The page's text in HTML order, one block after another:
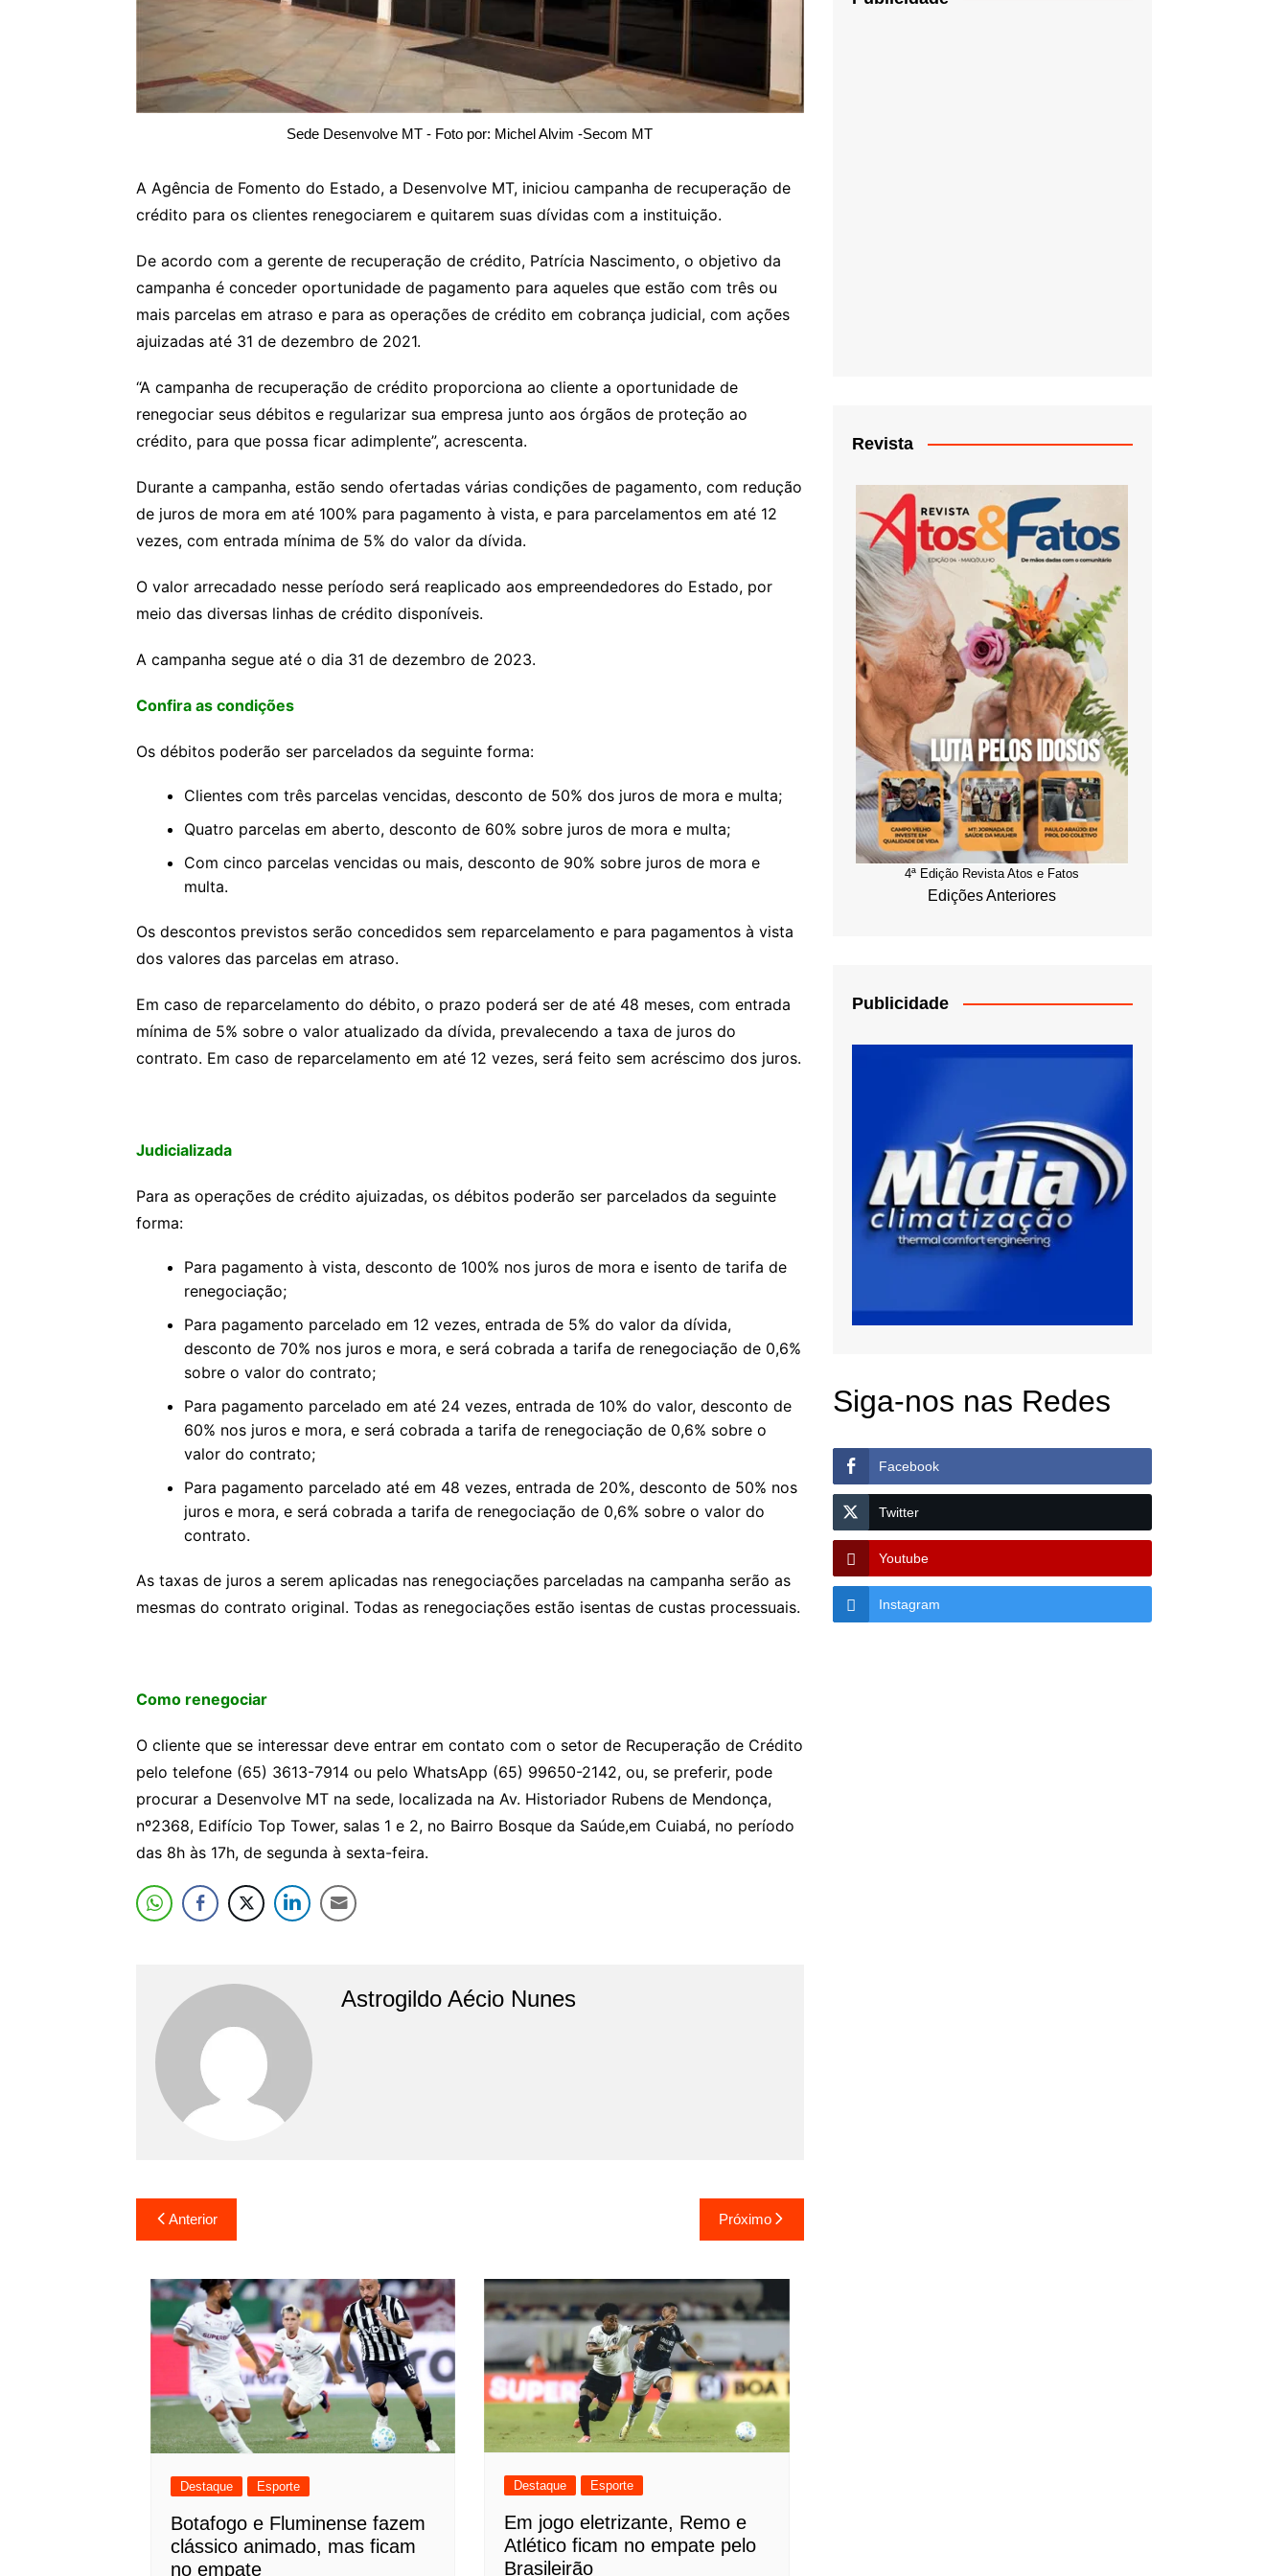
Sede Desenvolve MT - Foto por: Michel Alvim -Secom MT
A Agência de Fomento do Estado, a Desenvolve MT, iniciou campanha de recuperação de
crédito para os clientes renegociarem e quitarem suas dívidas com a instituição.
De acordo com a gerente de recuperação de crédito, Patrícia Nascimento, o objetivo da
campanha é conceder oportunidade de pagamento para aqueles que estão com três ou
mais parcelas em atraso e para as operações de crédito em cobrança judicial, com ações
ajuizadas até 31 de dezembro de 2021.
“A campanha de recuperação de crédito proporciona ao cliente a oportunidade de
renegociar seus débitos e regularizar sua empresa junto aos órgãos de proteção ao
crédito, para que possa ficar adimplente”, acrescenta.
Durante a campanha, estão sendo ofertadas várias condições de pagamento, com redução
de juros de mora em até 100% para pagamento à vista, e para parcelamentos em até 12
vezes, com entrada mínima de 5% do valor da dívida.
O valor arrecadado nesse período será reaplicado aos empreendedores do Estado, por
meio das diversas linhas de crédito disponíveis.
A campanha segue até o dia 31 de dezembro de 2023.
Confira as condições
Os débitos poderão ser parcelados da seguinte forma:
Clientes com três parcelas vencidas, desconto de 50% dos juros de mora e multa;
Quatro parcelas em aberto, desconto de 60% sobre juros de mora e multa;
Com cinco parcelas vencidas ou mais, desconto de 90% sobre juros de mora e
multa.
Os descontos previstos serão concedidos sem reparcelamento e para pagamentos à vista
dos valores das parcelas em atraso.
Em caso de reparcelamento do débito, o prazo poderá ser de até 48 meses, com entrada
mínima de 5% sobre o valor atualizado da dívida, prevalecendo a taxa de juros do
contrato. Em caso de reparcelamento em até 12 vezes, será feito sem acréscimo dos juros.
Judicializada
Para as operações de crédito ajuizadas, os débitos poderão ser parcelados da seguinte
forma:
Para pagamento à vista, desconto de 100% nos juros de mora e isento de tarifa de
renegociação;
Para pagamento parcelado em 12 vezes, entrada de 5% do valor da dívida,
desconto de 70% nos juros e mora, e será cobrada a tarifa de renegociação de 0,6%
sobre o valor do contrato;
Para pagamento parcelado em até 24 vezes, entrada de 10% do valor, desconto de
60% nos juros e mora, e será cobrada a tarifa de renegociação de 0,6% sobre o
valor do contrato;
Para pagamento parcelado até em 48 vezes, entrada de 20%, desconto de 50% nos
juros e mora, e será cobrada a tarifa de renegociação de 0,6% sobre o valor do
contrato.
As taxas de juros a serem aplicadas nas renegociações parceladas na campanha serão as
mesmas do contrato original. Todas as renegociações estão isentas de custas processuais.
Como renegociar
O cliente que se interessar deve entrar em contato com o setor de Recuperação de Crédito
pelo telefone (65) 3613-7914 ou pelo WhatsApp (65) 99650-2142, ou, se preferir, pode
procurar a Desenvolve MT na sede, localizada na Av. Historiador Rubens de Mendonça,
nº2368, Edifício Top Tower, salas 1 e 2, no Bairro Bosque da Saúde,em Cuiabá, no período
das 8h às 17h, de segunda à sexta-feira.
Astrogildo Aécio Nunes
Navegação
de
Post
Anterior Próximo
Destaque Esporte
Botafogo e Fluminense fazem
clássico animado, mas ficam
no empate
Destaque Esporte
Em jogo eletrizante, Remo e
Atlético ficam no empate pelo
Brasileirão
Revista
4ª Edição Revista Atos e Fatos
Edições Anteriores
Publicidade
Siga-nos nas Redes
Facebook
Twitter
Youtube
Instagram